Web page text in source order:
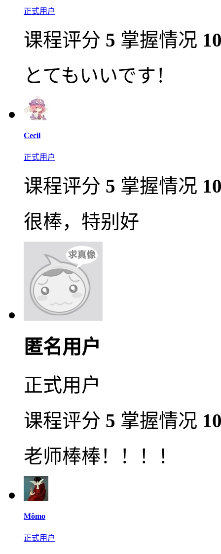
正式用户
课程评分 5 掌握情况
とてもいいです！
Cecil
正式用户
课程评分 5 掌握情况
很棒，特别好
匿名用户
正式用户
课程评分 5 掌握情况
老师棒棒！！！！
Mômo
正式用户